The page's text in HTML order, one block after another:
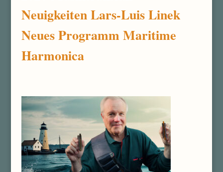
Neuigkeiten Lars-Luis Linek
Neues Programm Maritime
Harmonica